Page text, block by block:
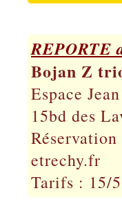
REPORTE
Bojan Z
Espace
15bd des
etrechy.fr
Tarifs : 15/